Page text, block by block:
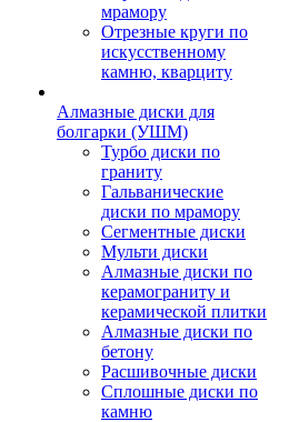
мрамору
Отрезные круги по
искусственному
камню, кварциту
Алмазные диски для
болгарки (УШМ)
Турбо диски по
граниту
Гальванические
диски по мрамору
Сегментные диски
Мульти диски
Алмазные диски по
керамограниту и
керамической плитки
Алмазные диски по
бетону
Расшивочные диски
Сплошные диски по
камню